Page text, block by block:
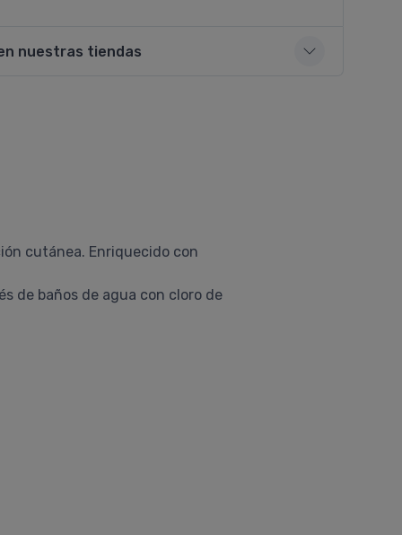
nuestras tiendas
cutánea. Enriquecido con
de baños de agua con cloro de